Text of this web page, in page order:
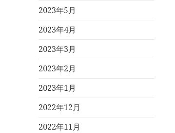
2023年5月
2023年4月
2023年3月
2023年2月
2023年1月
2022年12月
2022年11月